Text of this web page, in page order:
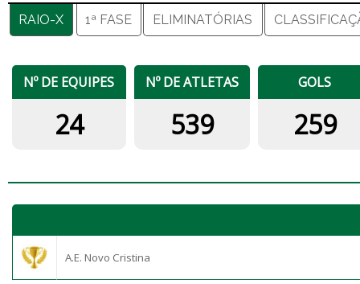
RAIO-X 1ª FASE ELIMINATÓRIAS
Nº DE EQUIPES
24
Nº DE ATLETAS
539
GOLS
259
A.E. Novo Cristina